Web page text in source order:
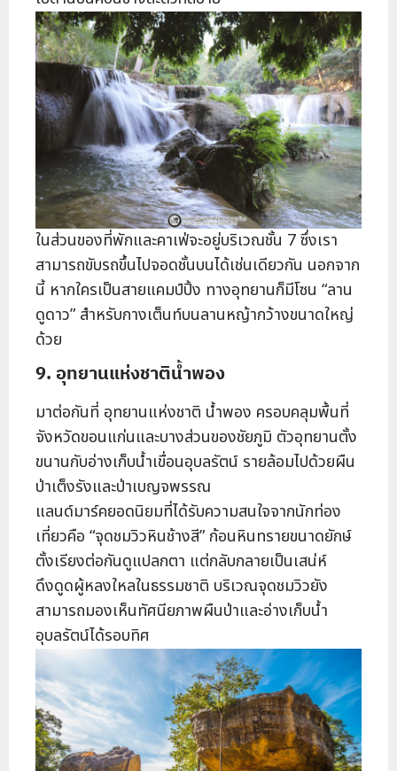
ในส่วนของที่พักและคาเฟ่จะอยู่บริเวณชั้น 7 ซึ่งเรา
สามารถขับรถขึ้นไปจอดชั้นบนได้เช่นเดียวกัน นอกจาก
นี้ หากใครเป็นสายแคมป์ปิ้ง ทางอุทยานก็มีโซน “ลาน
ดูดาว” สำหรับกางเต็นท์บนลานหญ้ากว้างขนาดใหญ่
ด้วย
9. อุทยานแห่งชาติน้ำพอง
มาต่อกันที่ อุทยานแห่งชาติ น้ำพอง ครอบคลุมพื้นที่
จังหวัดขอนแก่นและบางส่วนของชัยภูมิ ตัวอุทยานตั้ง
ขนานกับอ่างเก็บน้ำเขื่อนอุบลรัตน์ รายล้อมไปด้วยผืน
ป่าเต็งรังและป่าเบญจพรรณ
แลนด์มาร์คยอดนิยมที่ได้รับความสนใจจากนักท่อง
เที่ยวคือ “จุดชมวิวหินช้างสี” ก้อนหินทรายขนาดยักษ์
ตั้งเรียงต่อกันดูแปลกตา แต่กลับกลายเป็นเสน่ห์
ดึงดูดผู้หลงใหลในธรรมชาติ บริเวณจุดชมวิวยัง
สามารถมองเห็นทัศนียภาพผืนป่าและอ่างเก็บน้ำ
อุบลรัตน์ได้รอบทิศ